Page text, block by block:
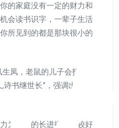
的家庭没有一定的财力和
会读书识字，一辈子生活
所见到的都是那块很小的
凤，老鼠的儿子会打洞”，
书继世长”，强调出身、
为个人的长进提供了较好